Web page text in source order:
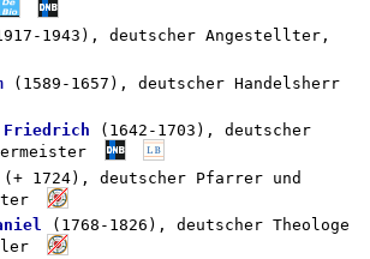
1943), deutscher Angestellter,
(1589-1657), deutscher Handelsherr
Friedrich (1642-1703), deutscher
(+ 1724), deutscher Pfarrer und
(1768-1826), deutscher Theologe